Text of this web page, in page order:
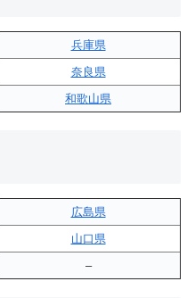
兵庫県
奈良県
和歌山県
広島県
山口県
–